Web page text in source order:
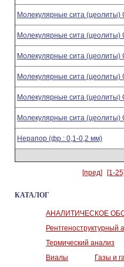
Молекулярные сита
Молекулярные сита
Молекулярные сита
Молекулярные сита
Молекулярные сита
Молекулярные сита
Нерапор (фр.: 0,1-0,2 мм)
[пред] [1-25]
КАТАЛОГ
АНАЛИТИЧЕСКОЕ
Рентгеноструктурный
Термический анализ
Виалы
Газы и